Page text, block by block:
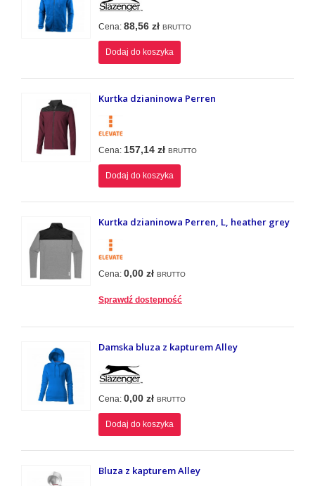
Cena: 88,56 zł BRUTTO
Dodaj do koszyka
Kurtka dzianinowa Perren
Cena: 157,14 zł BRUTTO
Dodaj do koszyka
Kurtka dzianinowa Perren, L, heather grey
Cena: 0,00 zł BRUTTO
Sprawdź dostepność
Damska bluza z kapturem Alley
Cena: 0,00 zł BRUTTO
Dodaj do koszyka
Bluza z kapturem Alley